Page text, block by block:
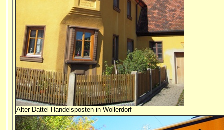
Alter Dattel-Handelsposten in Wollerdorf